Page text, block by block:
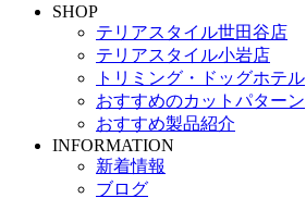
SHOP
テリアスタイル世田谷店
テリアスタイル小岩店
トリミング・ドッグホテル
おすすめのカットパターン
おすすめ製品紹介
INFORMATION
新着情報
ブログ